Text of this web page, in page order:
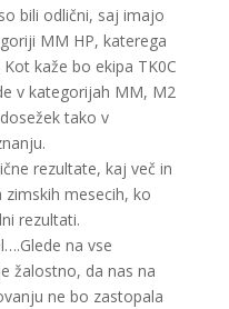
bili odlični, saj imajo
MM HP, katerega
kaže bo ekipa TK0C
v kategorijah MM, M2
tako v
rezultate, kaj več in
mesecih, ko
rezultati.
na vse
žalostno, da nas na
ne bo zastopala